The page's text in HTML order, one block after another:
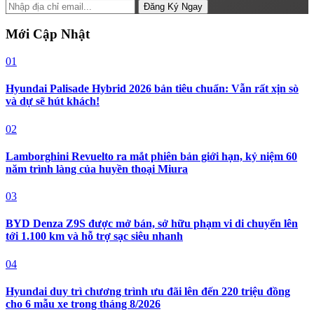
Đăng Ký Ngay
Mới Cập Nhật
01
Hyundai Palisade Hybrid 2026 bản tiêu chuẩn: Vẫn rất xịn sò
và dự sẽ hút khách!
02
Lamborghini Revuelto ra mắt phiên bản giới hạn, kỷ niệm 60
năm trình làng của huyền thoại Miura
03
BYD Denza Z9S được mở bán, sở hữu phạm vi di chuyển lên
tới 1.100 km và hỗ trợ sạc siêu nhanh
04
Hyundai duy trì chương trình ưu đãi lên đến 220 triệu đồng
cho 6 mẫu xe trong tháng 8/2026